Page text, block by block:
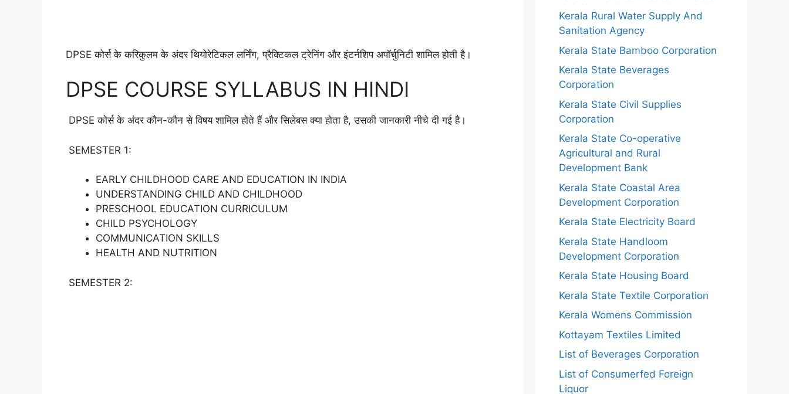
DPSE कोर्स के करिकुलम के अंदर थियोरेटिकल लर्निंग, प्रैक्टिकल ट्रेनिंग और इंटर्नशिप अपॉर्चुनिटी शामिल होती है।
DPSE COURSE SYLLABUS IN HINDI
DPSE कोर्स के अंदर कौन-कौन से विषय शामिल होते हैं और सिलेबस क्या होता है, उसकी जानकारी नीचे दी गई है।
SEMESTER 1:
EARLY CHILDHOOD CARE AND EDUCATION IN INDIA
UNDERSTANDING CHILD AND CHILDHOOD
PRESCHOOL EDUCATION CURRICULUM
CHILD PSYCHOLOGY
COMMUNICATION SKILLS
HEALTH AND NUTRITION
SEMESTER 2:
Kerala Rural Water Supply And
Sanitation Agency
Kerala State Bamboo Corporation
Kerala State Beverages
Corporation
Kerala State Civil Supplies
Corporation
Kerala State Co-operative
Agricultural and Rural
Development Bank
Kerala State Coastal Area
Development Corporation
Kerala State Electricity Board
Kerala State Handloom
Development Corporation
Kerala State Housing Board
Kerala State Textile Corporation
Kerala Womens Commission
Kottayam Textiles Limited
List of Beverages Corporation
List of Consumerfed Foreign
Liquor